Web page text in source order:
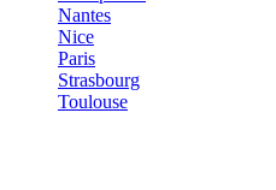
Nantes
Nice
Paris
Strasbourg
Toulouse